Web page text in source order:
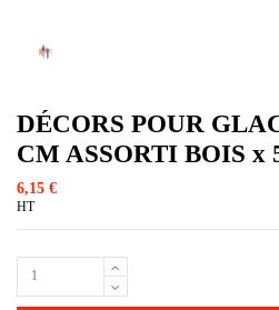
DÉCORS POUR
CM ASSORTI BOIS x
6,15 €
HT